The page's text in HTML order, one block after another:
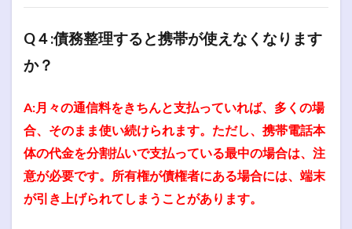
Q４:債務整理すると携帯が使えなくなります
か？
A:月々の通信料をきちんと支払っていれば、多くの場
合、そのまま使い続けられます。ただし、携帯電話本
体の代金を分割払いで支払っている最中の場合は、注
意が必要です。所有権が債権者にある場合には、端末
が引き上げられてしまうことがあります。